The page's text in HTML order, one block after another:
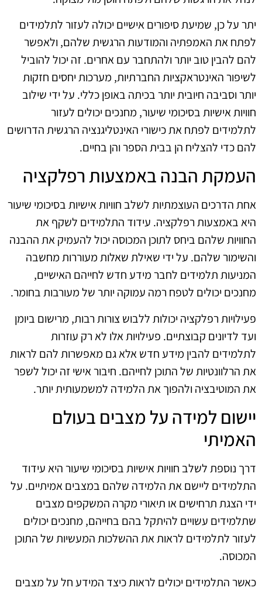
יתר על כן, שמיעת סיפורים אישיים יכולה לעזור לתלמידים
לפתח את האמפתיה והמודעות הרגשית שלהם, ולאפשר
להם להבין טוב יותר ולהתחבר עם אחרים. זה יכול להוביל
לשיפור האינטראקציות החברתיות, מערכות יחסים חזקות
יותר וסביבה חיובית יותר בכיתה באופן כללי. על ידי שילוב
חוויות אישיות בסיכומי שיעור, מחנכים יכולים לעזור
לתלמידים לפתח את כישורי האינטליגנציה הרגשית הדרושים
להם כדי להצליח הן בבית הספר והן בחיים.
העמקת הבנה באמצעות רפלקציה
אחת הדרכים העוצמתיות לשלב חוויות אישיות בסיכומי שיעור
היא באמצעות רפלקציה. עידוד התלמידים לשקף את
החוויות שלהם ביחס לתוכן המכוסה יכול להעמיק את ההבנה
והשימור שלהם. על ידי שאילת שאלות מעוררות מחשבה
המניעות תלמידים לחבר מידע חדש לחייהם האישיים,
מחנכים יכולים לטפח רמה עמוקה יותר של מעורבות בחומר.
פעילויות רפלקציה יכולות ללבוש צורות רבות, מרישום ביומן
ועד לדיונים קבוצתיים. פעילויות אלו לא רק עוזרות
לתלמידים להבין מידע חדש אלא גם מאפשרות להם לראות
את הרלוונטיות של התוכן לחייהם. חיבור אישי זה יכול לשפר
את המוטיבציה ולהפוך את הלמידה למשמעותית יותר.
יישום למידה על מצבים בעולם
האמיתי
דרך נוספת לשלב חוויות אישיות בסיכומי שיעור היא עידוד
התלמידים ליישם את הלמידה שלהם במצבים אמיתיים. על
ידי הצגת תרחישים או תיאורי מקרה המשקפים מצבים
שתלמידים עשויים להיתקל בהם בחייהם, מחנכים יכולים
לעזור לתלמידים לראות את ההשלכות המעשיות של התוכן
המכוסה.
כאשר התלמידים יכולים לראות כיצד המידע חל על מצבים